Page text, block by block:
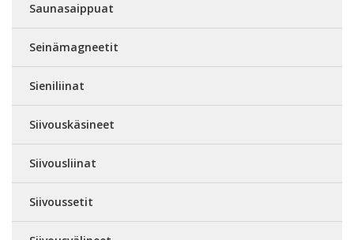
Saunasaippuat
Seinämagneetit
Sieniliinat
Siivouskäsineet
Siivousliinat
Siivoussetit